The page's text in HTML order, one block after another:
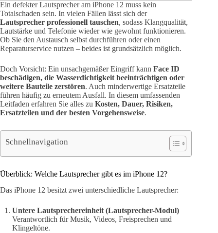
Ein defekter Lautsprecher am iPhone 12 muss kein
Totalschaden sein. In vielen Fällen lässt sich der
Lautsprecher professionell tauschen, sodass Klangqualität,
Lautstärke und Telefonie wieder wie gewohnt funktionieren.
Ob Sie den Austausch selbst durchführen oder einen
Reparaturservice nutzen – beides ist grundsätzlich möglich.
Doch Vorsicht: Ein unsachgemäßer Eingriff kann Face ID
beschädigen, die Wasserdichtigkeit beeinträchtigen oder
weitere Bauteile zerstören. Auch minderwertige Ersatzteile
führen häufig zu erneutem Ausfall. In diesem umfassenden
Leitfaden erfahren Sie alles zu Kosten, Dauer, Risiken,
Ersatzteilen und der besten Vorgehensweise.
Schnellnavigation
Überblick: Welche Lautsprecher gibt es im iPhone 12?
Das iPhone 12 besitzt zwei unterschiedliche Lautsprecher:
Untere Lautsprechereinheit (Lautsprecher-Modul)
Verantwortlich für Musik, Videos, Freisprechen und
Klingeltöne.